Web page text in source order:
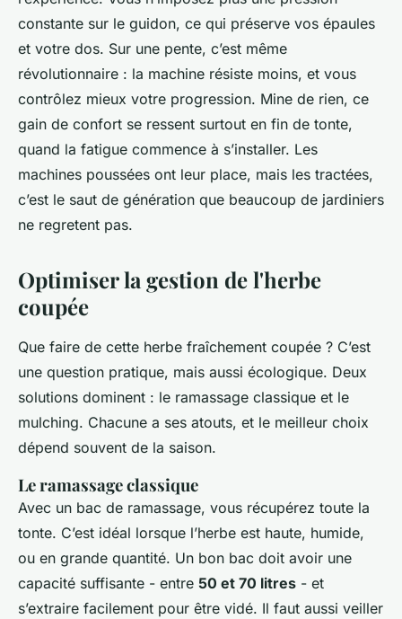
constante sur le guidon, ce qui préserve vos épaules
et votre dos. Sur une pente, c’est même
révolutionnaire : la machine résiste moins, et vous
contrôlez mieux votre progression. Mine de rien, ce
gain de confort se ressent surtout en fin de tonte,
quand la fatigue commence à s’installer. Les
machines poussées ont leur place, mais les tractées,
c’est le saut de génération que beaucoup de jardiniers
ne regretent pas.
Optimiser la gestion de l'herbe
coupée
Que faire de cette herbe fraîchement coupée ? C’est
une question pratique, mais aussi écologique. Deux
solutions dominent : le ramassage classique et le
mulching. Chacune a ses atouts, et le meilleur choix
dépend souvent de la saison.
Le ramassage classique
Avec un bac de ramassage, vous récupérez toute la
tonte. C’est idéal lorsque l’herbe est haute, humide,
ou en grande quantité. Un bon bac doit avoir une
capacité suffisante - entre 50 et 70 litres - et
s’extraire facilement pour être vidé. Il faut aussi veiller